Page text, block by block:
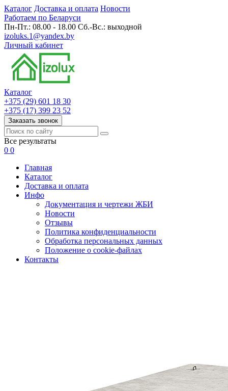
Каталог Доставка и оплата Новости
Работаем по Беларуси
Пн-Пт.: 08.00 - 18.00 Сб.-Вс.: выходной
izoluks.1@yandex.by
Личный кабинет
Каталог
+375 (29) 601 18 30
+375 (17) 399 23 52
Заказать звонок
Все результаты
0 0
Главная
Каталог
Доставка и оплата
Инфо
Документация и чертежи ЖБИ
Новости
Отзывы
Политика конфиденциальности
Обработка персональных данных
Положение о cookie-файлах
Контакты